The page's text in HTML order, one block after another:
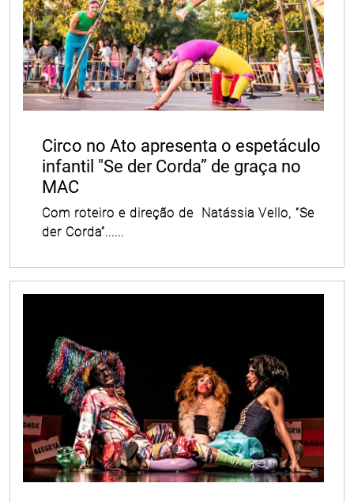
Circo no Ato apresenta o espetáculo
infantil "Se der Corda” de graça no
MAC
Com roteiro e direção de Natássia Vello, “Se
der Corda”......